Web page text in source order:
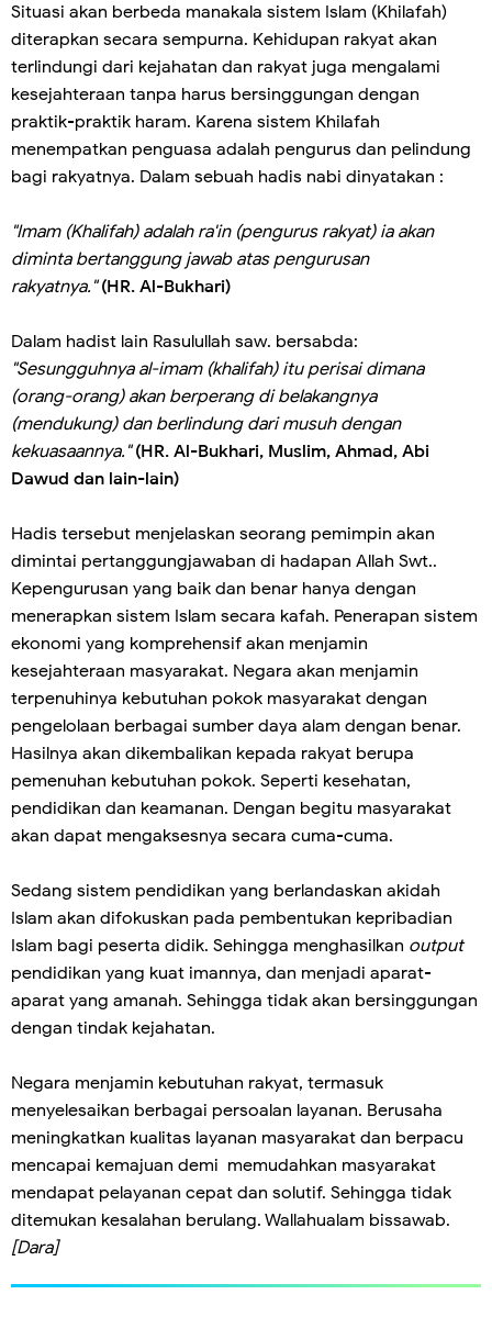
Situasi akan berbeda manakala sistem Islam (Khilafah)
diterapkan secara sempurna. Kehidupan rakyat akan
terlindungi dari kejahatan dan rakyat juga mengalami
kesejahteraan tanpa harus bersinggungan dengan
praktik-praktik haram. Karena sistem Khilafah
menempatkan penguasa adalah pengurus dan pelindung
bagi rakyatnya. Dalam sebuah hadis nabi dinyatakan :
"Imam (Khalifah) adalah ra'in (pengurus rakyat) ia akan
diminta bertanggung jawab atas pengurusan
rakyatnya." (HR. Al-Bukhari)
Dalam hadist lain Rasulullah saw. bersabda:
"Sesungguhnya al-imam (khalifah) itu perisai dimana
(orang-orang) akan berperang di belakangnya
(mendukung) dan berlindung dari musuh dengan
kekuasaannya." (HR. Al-Bukhari, Muslim, Ahmad, Abi
Dawud dan lain-lain)
Hadis tersebut menjelaskan seorang pemimpin akan
dimintai pertanggungjawaban di hadapan Allah Swt..
Kepengurusan yang baik dan benar hanya dengan
menerapkan sistem Islam secara kafah. Penerapan sistem
ekonomi yang komprehensif akan menjamin
kesejahteraan masyarakat. Negara akan menjamin
terpenuhinya kebutuhan pokok masyarakat dengan
pengelolaan berbagai sumber daya alam dengan benar.
Hasilnya akan dikembalikan kepada rakyat berupa
pemenuhan kebutuhan pokok. Seperti kesehatan,
pendidikan dan keamanan. Dengan begitu masyarakat
akan dapat mengaksesnya secara cuma-cuma.
Sedang sistem pendidikan yang berlandaskan akidah
Islam akan difokuskan pada pembentukan kepribadian
Islam bagi peserta didik. Sehingga menghasilkan output
pendidikan yang kuat imannya, dan menjadi aparat-
aparat yang amanah. Sehingga tidak akan bersinggungan
dengan tindak kejahatan.
Negara menjamin kebutuhan rakyat, termasuk
menyelesaikan berbagai persoalan layanan. Berusaha
meningkatkan kualitas layanan masyarakat dan berpacu
mencapai kemajuan demi memudahkan masyarakat
mendapat pelayanan cepat dan solutif. Sehingga tidak
ditemukan kesalahan berulang. Wallahualam bissawab.
[Dara]